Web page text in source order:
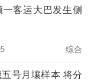
客运大巴发生侧
综合
号月壤样本 将分